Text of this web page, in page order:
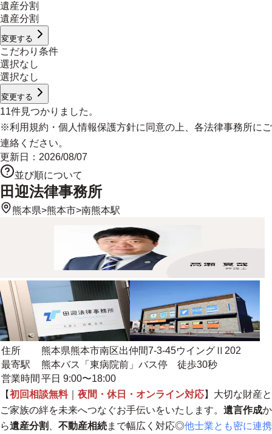
遺産分割
遺産分割
変更する
こだわり条件
選択なし
選択なし
変更する
11件見つかりました。
※利用規約 ・ 個人情報保護方針に同意の上、各法律事務所にご
連絡ください。
更新日： 2026/08/07
並び順について
田迎法律事務所
熊本県>熊本市>南熊本駅
住所
熊本県熊本市南区出仲間7-3-45ウイングⅡ202
最寄駅
熊本バス「東病院前」バス停 徒歩30秒
営業時間 平日 9:00〜18:00
【初回相談無料｜ 夜間・休日・オンライン対応】大切な財産と
ご家族の絆を未来へつなぐお手伝いをいたします。 遺言作成か
ら遺産分割 不動産相続まで幅広く対応◎他士業とも密に連携